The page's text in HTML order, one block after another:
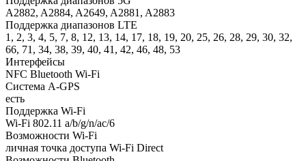
A2882, A2884, A2649, A2881, A2883
Поддержка диапазонов LTE
1, 2, 3, 4, 5, 7, 8, 12, 13, 14, 17, 18, 19, 20, 25, 26, 28, 29, 30, 32,
66, 71, 34, 38, 39, 40, 41, 42, 46, 48, 53
Интерфейсы
NFC Bluetooth Wi-Fi
Система A-GPS
есть
Поддержка Wi-Fi
Wi-Fi 802.11 a/b/g/n/ac/6
Возможности Wi-Fi
личная точка доступа Wi-Fi Direct